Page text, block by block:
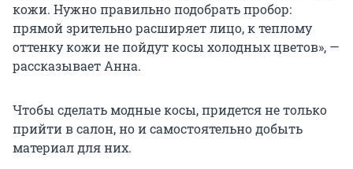
кожи. Нужно правильно подобрать пробор:
прямой зрительно расширяет лицо, к теплому
оттенку кожи не пойдут косы холодных цветов», —
рассказывает Анна.
Чтобы сделать модные косы, придется не только
прийти в салон, но и самостоятельно добыть
материал для них.